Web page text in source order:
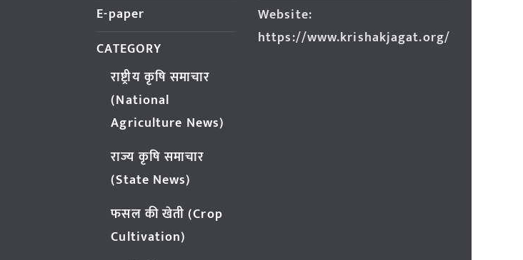
E-paper
CATEGORY
राष्ट्रीय कृषि समाचार
(National
Agriculture News)
राज्य कृषि समाचार
(State News)
फसल की खेती (Crop
Cultivation)
Website:
https://www.krishakjagat.org/